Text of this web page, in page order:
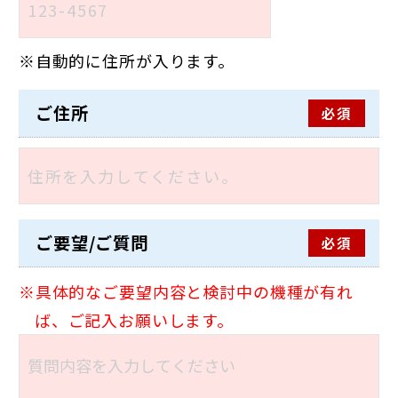
自動的に住所が入ります。
ご住所 必須
ご要望/ご質問 必須
具体的なご要望内容と検討中の機種が有れ
ば、ご記入お願いします。